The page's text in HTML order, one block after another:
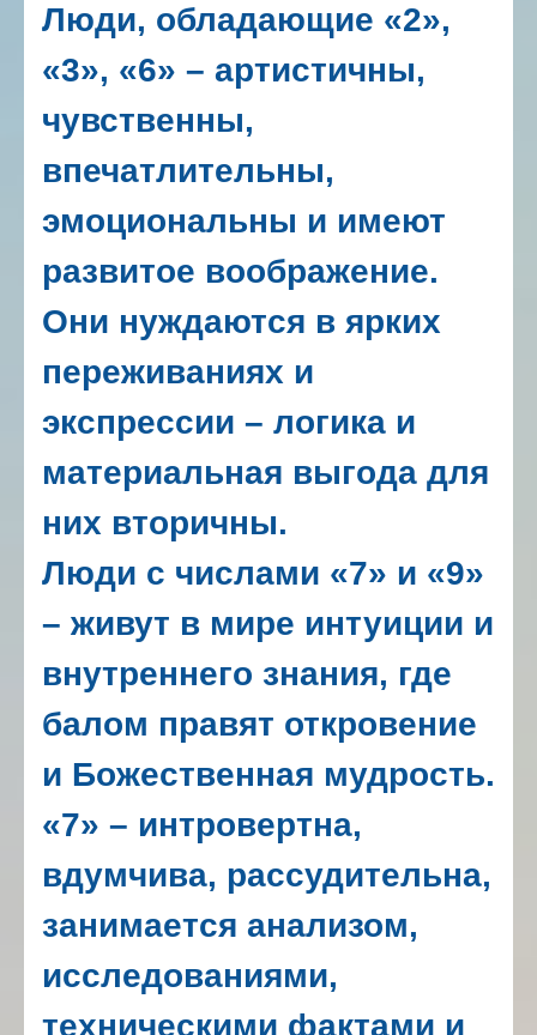
Люди, обладающие «2»,
«3», «6» – артистичны,
чувственны,
впечатлительны,
эмоциональны и имеют
развитое воображение.
Они нуждаются в ярких
переживаниях и
экспрессии – логика и
материальная выгода для
них вторичны.
Люди с числами «7» и «9»
– живут в мире интуиции и
внутреннего знания, где
балом правят откровение
и Божественная мудрость.
«7» – интровертна,
вдумчива, рассудительна,
занимается анализом,
исследованиями,
техническими фактами и